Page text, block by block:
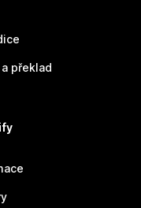
překlad